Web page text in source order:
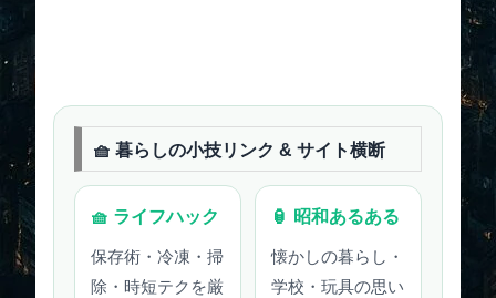
🧺 暮らしの小技リンク & サイト横断
🧺 ライフハック
保存術・冷凍・掃
除・時短テクを厳
🏮 昭和あるある
懐かしの暮らし・
学校・玩具の思い